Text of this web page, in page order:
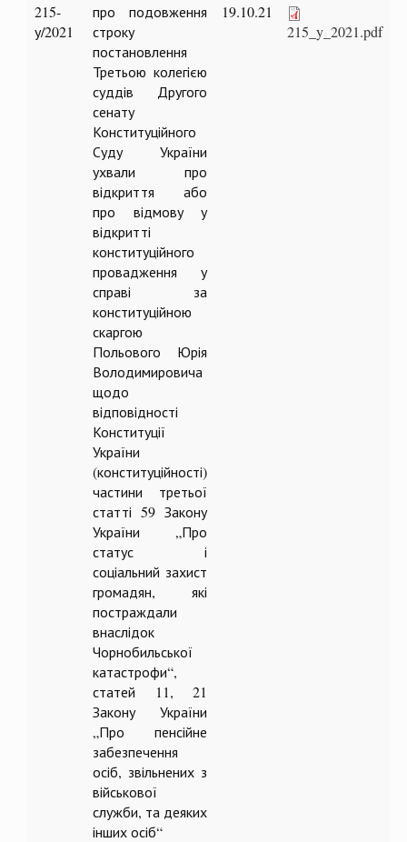
215-
у/2021
про подовження
строку
постановлення
Третьою колегією
суддів Другого
сенату
Конституційного
Суду України
ухвали про
відкриття або
про відмову у
відкритті
конституційного
провадження у
справі за
конституційною
скаргою
Польового Юрія
Володимировича
щодо
відповідності
Конституції
України
(конституційності)
частини третьої
статті 59 Закону
України „Про
статус і
соціальний захист
громадян, які
постраждали
внаслідок
Чорнобильської
катастрофи“,
статей 11, 21
Закону України
„Про пенсійне
забезпечення
осіб, звільнених з
військової
служби, та деяких
інших осіб“
19.10.21
215_y_2021.pdf